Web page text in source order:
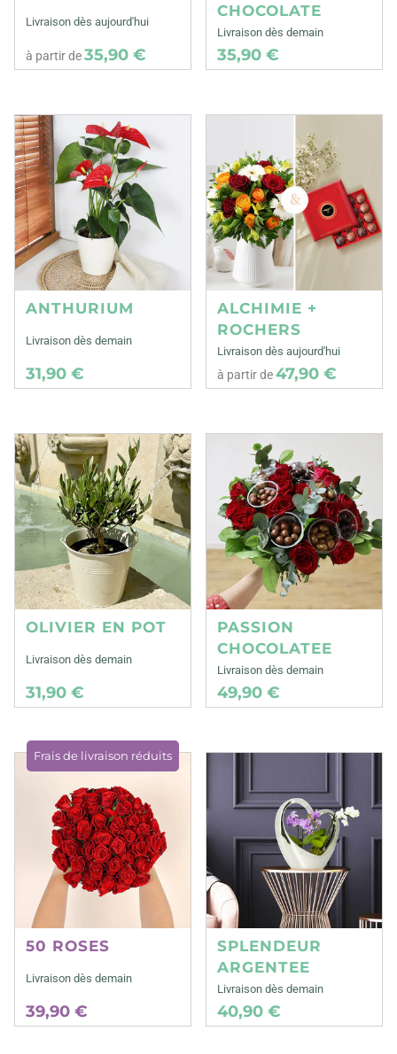
Livraison dès aujourd'hui
à partir de35,90 €
CHOCOLATE
Livraison dès demain
35,90 €
ANTHURIUM
Livraison dès demain
31,90 €
ALCHIMIE +
ROCHERS
Livraison dès aujourd'hui
à partir de47,90 €
OLIVIER EN POT
Livraison dès demain
31,90 €
PASSION
CHOCOLATEE
Livraison dès demain
49,90 €
Frais de livraison réduits
50 ROSES
Livraison dès demain
39,90 €
SPLENDEUR
ARGENTEE
Livraison dès demain
40,90 €